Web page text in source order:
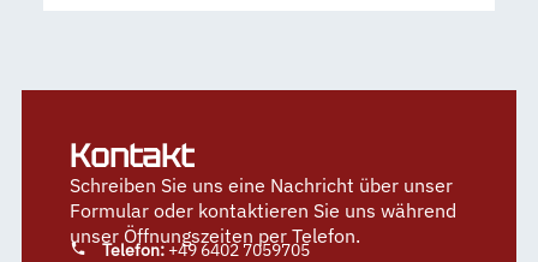
Kontakt
Schreiben Sie uns eine Nachricht über unser
Formular oder kontaktieren Sie uns während
unser Öffnungszeiten per Telefon.
Telefon:+49 6402 7059705